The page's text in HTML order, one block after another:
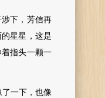
下，芳信再
星星，这是
指头一颗一
一下，也像